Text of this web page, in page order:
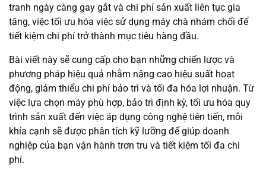
tranh ngày càng gay gắt và chi phí sản xuất liên tục gia
tăng, việc tối ưu hóa việc sử dụng máy chà nhám chổi để
tiết kiệm chi phí trở thành mục tiêu hàng đầu.
Bài viết này sẽ cung cấp cho bạn những chiến lược và
phương pháp hiệu quả nhằm nâng cao hiệu suất hoạt
động, giảm thiểu chi phí bảo trì và tối đa hóa lợi nhuận. Từ
việc lựa chọn máy phù hợp, bảo trì định kỳ, tối ưu hóa quy
trình sản xuất đến việc áp dụng công nghệ tiên tiến, mỗi
khía cạnh sẽ được phân tích kỹ lưỡng để giúp doanh
nghiệp của bạn vận hành trơn tru và tiết kiệm tối đa chi
phí.